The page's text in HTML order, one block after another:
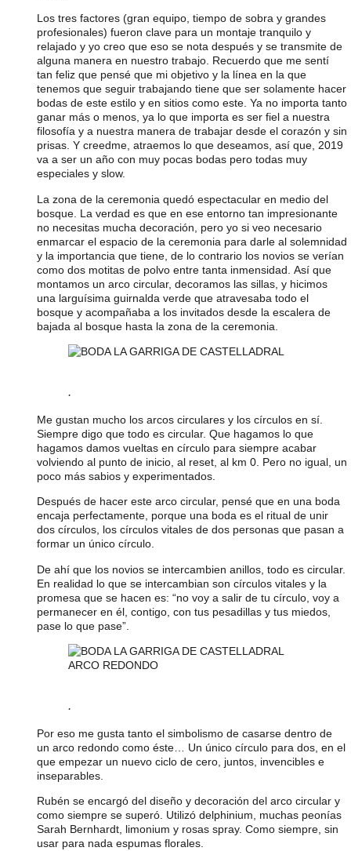
Los tres factores (gran equipo, tiempo de sobra y grandes
profesionales) fueron clave para un montaje tranquilo y
relajado y yo creo que eso se nota después y se transmite de
alguna manera en nuestro trabajo. Recuerdo que me sentí
tan feliz que pensé que mi objetivo y la línea en la que
tenemos que seguir trabajando tiene que ser solamente hacer
bodas de este estilo y en sitios como este. Ya no importa tanto
ganar más o menos, ya lo que importa es ser fiel a nuestra
filosofía y a nuestra manera de trabajar desde el corazón y sin
prisas. Y creedme, atraemos lo que deseamos, así que, 2019
va a ser un año con muy pocas bodas pero todas muy
especiales y slow.
La zona de la ceremonia quedó espectacular en medio del
bosque. La verdad es que en ese entorno tan impresionante
no necesitas mucha decoración, pero yo si veo necesario
enmarcar el espacio de la ceremonia para darle al solemnidad
y la importancia que tiene, de lo contrario los novios se verían
como dos motitas de polvo entre tanta inmensidad. Así que
montamos un arco circular, decoramos las sillas, y hicimos
una larguísima guirnalda verde que atravesaba todo el
bosque y acompañaba a los invitados desde la escalera de
bajada al bosque hasta la zona de la ceremonia.
.
Me gustan mucho los arcos circulares y los círculos en sí.
Siempre digo que todo es circular. Que hagamos lo que
hagamos damos vueltas en círculo para siempre acabar
volviendo al punto de inicio, al reset, al km 0. Pero no igual, un
poco más sabios y experimentados.
Después de hacer este arco circular, pensé que en una boda
encaja perfectamente, porque una boda es el ritual de unir
dos círculos, los círculos vitales de dos personas que pasan a
formar un único círculo.
De ahí que los novios se intercambien anillos, todo es circular.
En realidad lo que se intercambian son círculos vitales y la
promesa que se hacen es: “no voy a salir de tu círculo, voy a
permanecer en él, contigo, con tus pesadillas y tus miedos,
pase lo que pase”.
.
Por eso me gusta tanto el simbolismo de casarse dentro de
un arco redondo como éste… Un único círculo para dos, en el
que empezar un nuevo ciclo de cero, juntos, invencibles e
inseparables.
Rubén se encargó del diseño y decoración del arco circular y
como siempre se superó. Utilizó delphinium, muchas peonías
Sarah Bernhardt, limonium y rosas spray. Como siempre, sin
usar para nada espumas florales.